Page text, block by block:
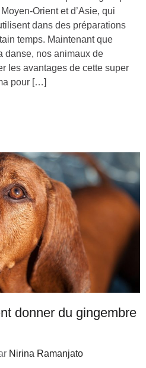
Orient et d’Asie, qui
dans des préparations
temps. Maintenant que
danse, nos animaux de
les avantages de cette super
pour […]
donner du gingembre
Nirina Ramanjato